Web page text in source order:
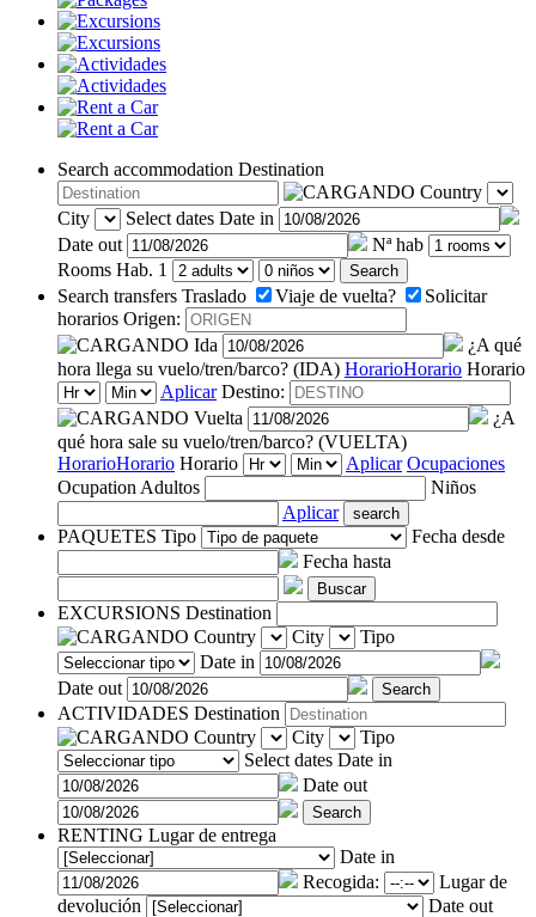
Search accommodation Destination
Country
City
Select dates Date in
Date out
Nª hab
Rooms Hab. 1 Search
Search transfers Traslado Viaje de vuelta?
Solicitar
horarios Origen:
Ida
¿A qué
hora llega su vuelo/tren/barco? (IDA) HorarioHorario Horario
Aplicar Destino:
Vuelta
¿A
qué hora sale su vuelo/tren/barco? (VUELTA)
HorarioHorario Horario Aplicar Ocupaciones
Ocupation Adultos
Niños
Aplicar
search
PAQUETES Tipo
Fecha desde
Fecha hasta
Buscar
EXCURSIONS Destination
Country
City
Tipo
Date in
Date out
ACTIVIDADES Destination
Country
City
Tipo
Select dates Date in
Date out
Search
RENTING Lugar de entrega
Date in
Recogida:
Lugar de
devolución
Date out